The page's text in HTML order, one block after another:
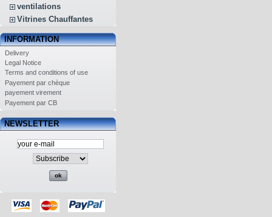
ventilations
Vitrines Chauffantes
INFORMATION
Delivery
Legal Notice
Terms and conditions of use
Payement par chèque
payement virement
Payement par CB
NEWSLETTER